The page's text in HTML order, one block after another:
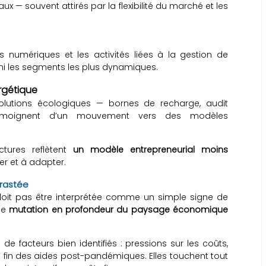
— souvent attirés par la flexibilité du marché et les
numériques et les activités liées à la gestion de
les segments les plus dynamiques.
écologiques — bornes de recharge, audit
d’un mouvement vers des modèles
reflètent un modèle entrepreneurial moins
et à adapter.
pas être interprétée comme un simple signe de
mutation en profondeur du paysage économique
facteurs bien identifiés : pressions sur les coûts,
fin des aides post-pandémiques. Elles touchent tout